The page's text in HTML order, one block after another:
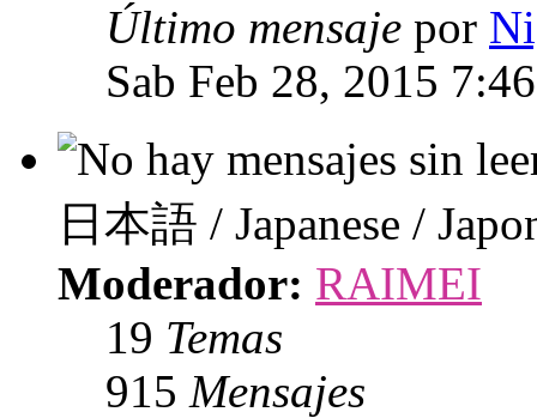
Último mensaje por
Sab Feb 28, 2015
日本語 / Japanese /
Moderador: RAIMEI
19 Temas
915 Mensajes